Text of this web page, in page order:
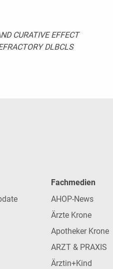
CURATIVE EFFECT
DLBCLS
Fachmedien
AHOP-News
Ärzte Krone
Apotheker Krone
ARZT & PRAXIS
Ärztin+Kind